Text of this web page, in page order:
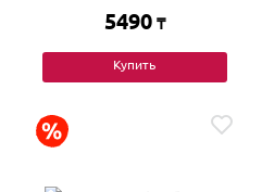
5490 ₸
Купить